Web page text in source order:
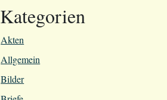
Kategorien
Akten
Allgemein
Bilder